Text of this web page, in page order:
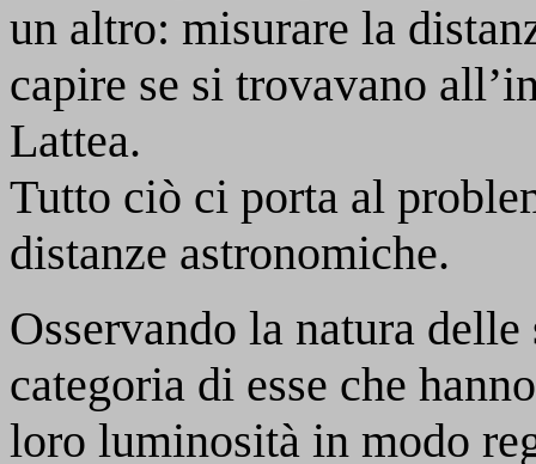
un altro: misurare la
capire se si trovavano
Lattea.
Tutto ciò ci porta al
distanze astronomiche.
Osservando la natura
categoria di esse che
loro luminosità in modo